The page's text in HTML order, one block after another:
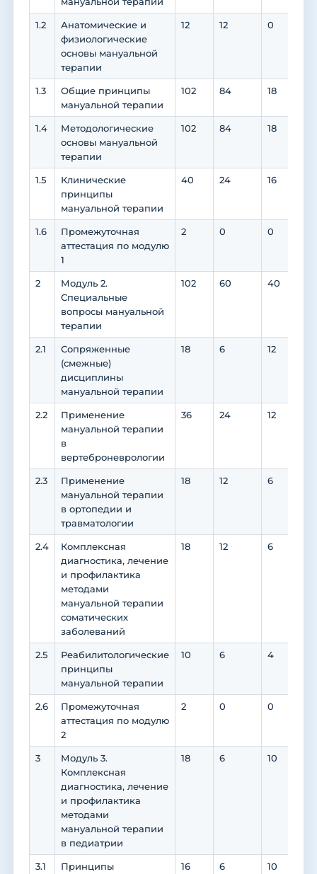
1.2
Анатомические и
физиологические
основы мануальной
терапии
12 12 0
1.3
Общие принципы
мануальной терапии
102 84 18
1.4
Методологические
основы мануальной
терапии
102 84 18
1.5
Клинические
принципы
мануальной терапии
40 24 16
1.6
Промежуточная
аттестация по модулю
1
2 0 0
2
Модуль 2.
Специальные
вопросы мануальной
терапии
102 60 40
2.1
Сопряженные
(смежные)
дисциплины
мануальной терапии
18 6 12
2.2
Применение
мануальной терапии
в
вертеброневрологии
36 24 12
2.3
Применение
мануальной терапии
в ортопедии и
травматологии
18 12 6
2.4
Комплексная
диагностика, лечение
и профилактика
методами
мануальной терапии
соматических
заболеваний
18 12 6
2.5
Реабилитологические
принципы
мануальной терапии
10 6 4
2.6
Промежуточная
аттестация по модулю
2
2 0 0
3
Модуль 3.
Комплексная
диагностика, лечение
и профилактика
методами
мануальной терапии
в педиатрии
18 6 10
3.1
Принципы
16 6 10